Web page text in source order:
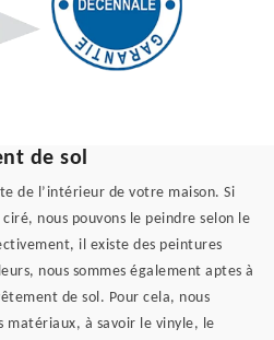
de sol
de l’intérieur de votre maison. Si
nous pouvons le peindre selon le
il existe des peintures
nous sommes également aptes à
de sol. Pour cela, nous
matériaux, à savoir le vinyle, le